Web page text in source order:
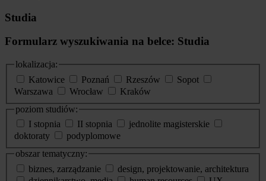
Studia
Formularz wyszukiwania na belce: Studia
lokalizacja:
Katowice
Poznań Rzeszów
Sopot
Warszawa
Wrocław
Kraków
poziom studiów:
I stopnia
II stopnia
jednolite magisterskie
doktoraty
podyplomowe
obszar tematyczny:
biznes, zarządzanie
design, projektowanie, architektura